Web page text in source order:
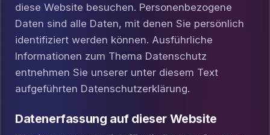
diese Website besuchen. Personenbezogene
Daten sind alle Daten, mit denen Sie persönlich
identifiziert werden können. Ausführliche
Informationen zum Thema Datenschutz
entnehmen Sie unserer unter diesem Text
aufgeführten Datenschutzerklärung.
Datenerfassung auf dieser Website